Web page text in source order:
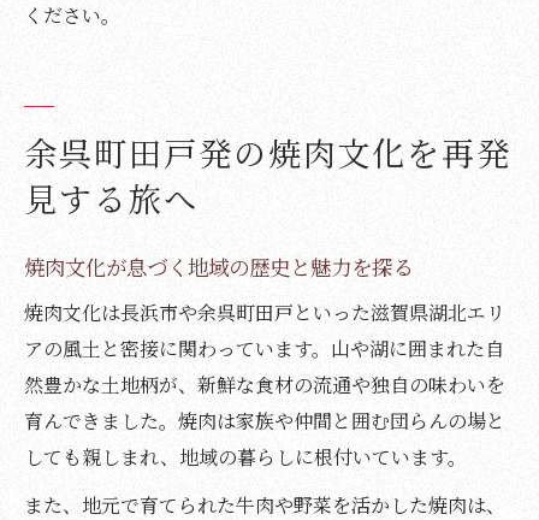
ください。
余呉町田戸発の焼肉文化を再発
見する旅へ
焼肉文化が息づく地域の歴史と魅力を探る
焼肉文化は長浜市や余呉町田戸といった滋賀県湖北エリ
アの風土と密接に関わっています。山や湖に囲まれた自
然豊かな土地柄が、新鮮な食材の流通や独自の味わいを
育んできました。焼肉は家族や仲間と囲む団らんの場と
しても親しまれ、地域の暮らしに根付いています。
また、地元で育てられた牛肉や野菜を活かした焼肉は、